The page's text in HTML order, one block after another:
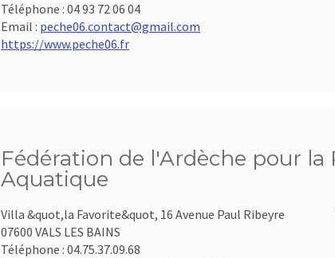
Téléphone : 04 93 72 06 04
Email : peche06.contact@gmail.com
https://www.peche06.fr
Fédération de l'Ardèche pour
Aquatique
Villa &quot,la Favorite&quot, 16 Avenue Paul Ribeyre
07600 VALS LES BAINS
Téléphone : 04.75.37.09.68